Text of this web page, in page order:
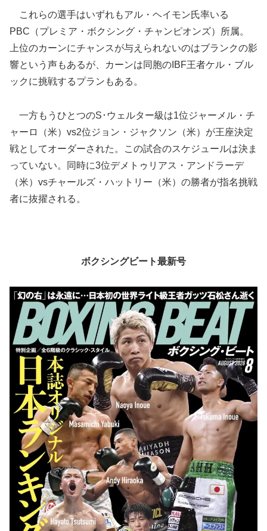
これらの選手はいずれもアル・ヘイモン氏率いる
PBC（プレミア・ボクシング・チャンピオンズ）所属。
上位のカーンにチャンスが与えられないのはブランクの影
響という声もあるが、カーンは同胞のIBF王者ケル・ブル
ックに挑戦するプランもある。
一方もうひとつのS･ウェルター級は1位ジャーメル・チ
ャーロ（米）vs2位ジョン・ジャクソン（米）が王座決定
戦としてオーダーされた。この試合のスケジュールは決ま
っていない。同時に3位デメトゥリアス・アンドラーデ
（米）vsチャールズ・ハットリー（米）の勝者が指名挑戦
者に抜擢される。
ボクシングビート最新号